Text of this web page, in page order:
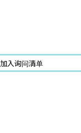
加入询问清单